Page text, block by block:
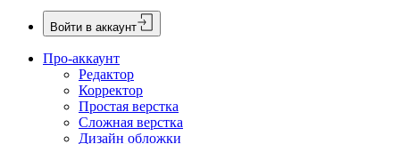
Войти в аккаунт
Про-аккаунт
Редактор
Корректор
Простая верстка
Сложная верстка
Дизайн обложки